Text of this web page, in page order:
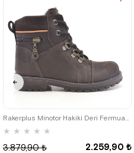
★ ★ ★ ★ ★
2.259,90 ₺
3.879,90 ₺
26 27 28 29 30 31
32